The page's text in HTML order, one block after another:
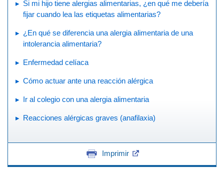
Si mi hijo tiene alergias alimentarias, ¿en qué me debería
fijar cuando lea las etiquetas alimentarias?
¿En qué se diferencia una alergia alimentaria de una
intolerancia alimentaria?
Enfermedad celíaca
Cómo actuar ante una reacción alérgica
Ir al colegio con una alergia alimentaria
Reacciones alérgicas graves (anafilaxia)
Imprimir